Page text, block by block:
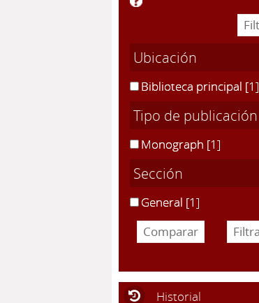
Ubicación
Biblioteca principal [1]
Tipo de publicación
Monograph [1]
Sección
General [1]
Historial